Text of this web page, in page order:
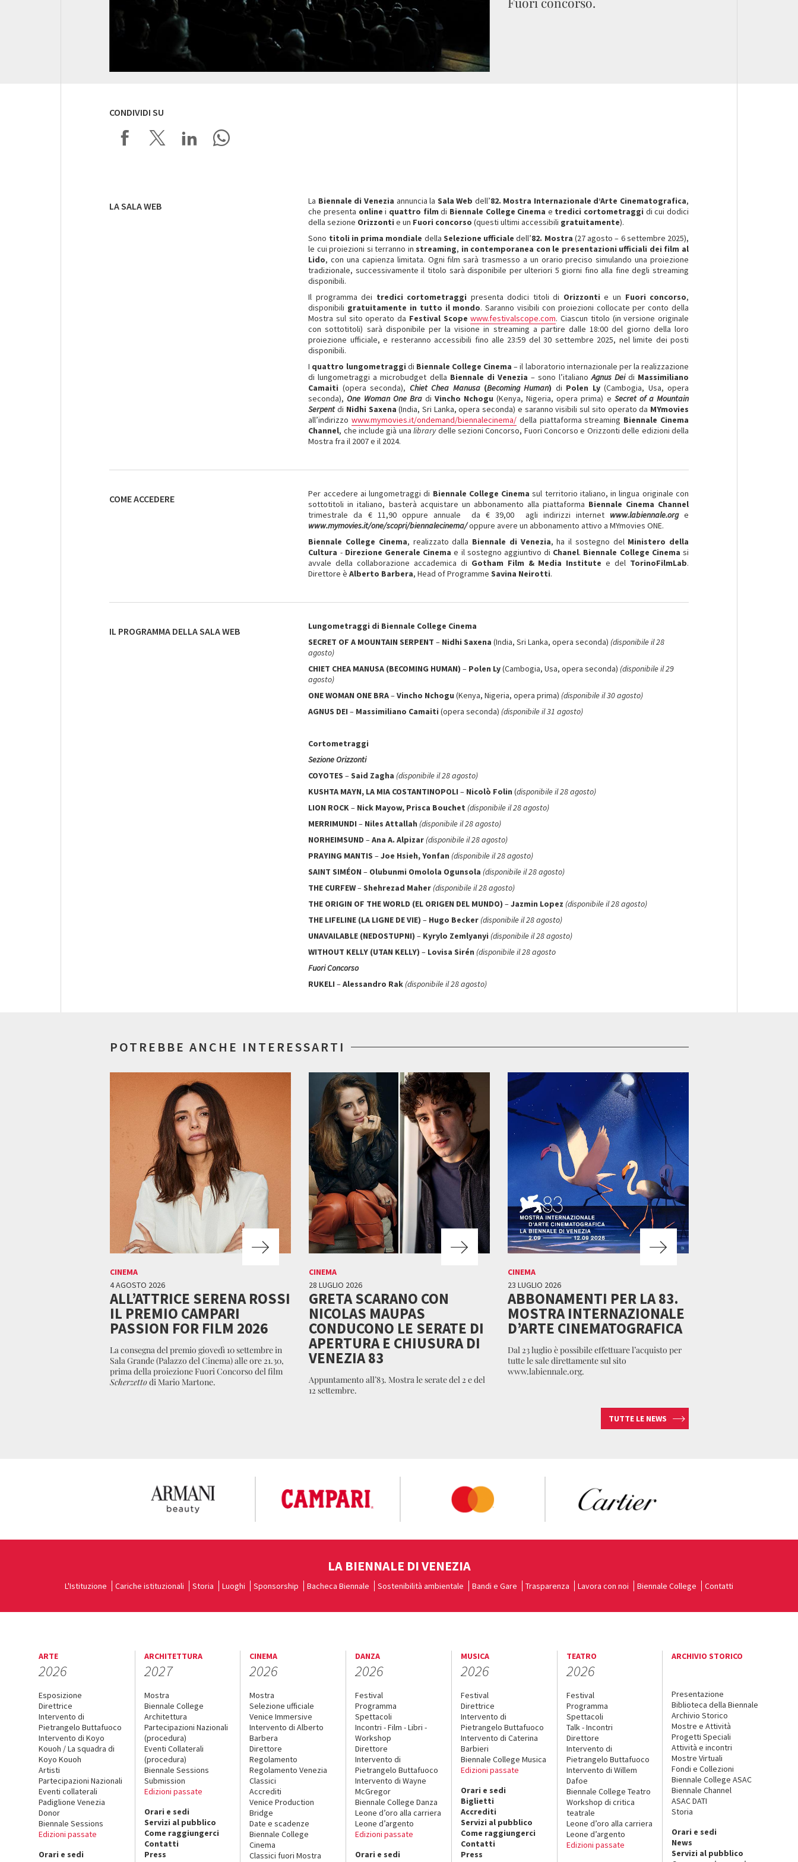
CONDIVIDI SU
LA SALA WEB La Biennale di Venezia annuncia la Sala Web dell’82. Mostra Internazionale d’Arte Cinematografica,
che presenta online i quattro filmdi Biennale College Cinema e tredici cortometraggi di cui dodici
della sezione Orizzonti e un Fuori concorso (questi ultimi accessibili gratuitamente).
Sono titoli in prima mondiale della Selezione ufficiale dell’82. Mostra (27 agosto – 6 settembre 2025),
le cui proiezioni si terranno in streaming, in contemporanea con le presentazioni ufficiali dei film al
Lido, con una capienza limitata. Ogni film sarà trasmesso a un orario preciso simulando una proiezione
tradizionale, successivamente il titolo sarà disponibile per ulteriori 5 giorni fino alla fine degli streaming
disponibili.
Il programma dei tredici cortometraggi presenta dodici titoli di Orizzonti e un Fuori concorso,
disponibili gratuitamente in tutto il mondo. Saranno visibili con proiezioni collocate per conto della
Mostra sul sito operato da Festival Scope www.festivalscope.com. Ciascun titolo (in versione originale
con sottotitoli) sarà disponibile per la visione in streaming a partire dalle 18:00 del giorno della loro
proiezione ufficiale, e resteranno accessibili fino alle 23:59 del 30 settembre 2025, nel limite dei posti
disponibili.
I quattro lungometraggi di Biennale College Cinema – il laboratorio internazionale per la realizzazione
di lungometraggi a microbudget della Biennale di Venezia – sono l’italianoAgnus Deidi Massimiliano
Camaiti (opera seconda), Chiet Chea Manusa(Becoming Human) di Polen Ly(Cambogia, Usa, opera
seconda), One Woman One Bradi Vincho Nchogu(Kenya, Nigeria, opera prima) e Secret of a Mountain
Serpent di Nidhi Saxena(India, Sri Lanka, opera seconda) e saranno visibili sul sito operato da MYmovies
all’indirizzowww.mymovies.it/ondemand/biennalecinema/ della piattaforma streaming Biennale Cinema
Channel, che include già unalibrarydelle sezioni Concorso, Fuori Concorso e Orizzonti delle edizioni della
Mostra fra il 2007 e il 2024.
COME ACCEDERE Per accedere ai lungometraggi di Biennale College Cinema sul territorio italiano, in lingua originale con
sottotitoli in italiano, basterà acquistare un abbonamento alla piattaforma Biennale Cinema Channel
trimestrale da € 11,90 oppure annuale da € 39,00 agli indirizzi internet www.labiennale.orge
www.mymovies.it/one/scopri/biennalecinema/oppure avere un abbonamento attivo a MYmovies ONE.
Biennale College Cinema, realizzato dalla Biennale di Venezia, ha il sostegno del Ministero della
Cultura - Direzione Generale Cinemae il sostegno aggiuntivo di Chanel. Biennale College Cinemasi
avvale della collaborazione accademica di Gotham Film & Media Institutee del TorinoFilmLab.
Direttore èAlberto Barbera, Head of ProgrammeSavina Neirotti.
IL PROGRAMMA DELLA SALA WEB
Lungometraggi di Biennale College Cinema
SECRET OF A MOUNTAIN SERPENT– Nidhi Saxena(India, Sri Lanka, opera seconda) (disponibile il 28
agosto)
CHIET CHEA MANUSA (BECOMING HUMAN)– Polen Ly(Cambogia, Usa, opera seconda) (disponibile il 29
agosto)
ONE WOMAN ONE BRA–Vincho Nchogu(Kenya, Nigeria, opera prima) (disponibile il 30 agosto)
AGNUS DEI – Massimiliano Camaiti (opera seconda) (disponibile il 31 agosto)
Cortometraggi
Sezione Orizzonti
COYOTES –Said Zagha (disponibile il 28 agosto)
KUSHTA MAYN, LA MIA COSTANTINOPOLI – Nicolò Folin (disponibile il 28 agosto)
LION ROCK– Nick Mayow, Prisca Bouchet (disponibile il 28 agosto)
MERRIMUNDI – Niles Attallah (disponibile il 28 agosto)
NORHEIMSUND –Ana A. Alpizar (disponibile il 28 agosto)
PRAYING MANTIS –Joe Hsieh, Yonfan (disponibile il 28 agosto)
SAINT SIMÉON – Olubunmi Omolola Ogunsola (disponibile il 28 agosto)
THE CURFEW–Shehrezad Maher (disponibile il 28 agosto)
THE ORIGIN OF THE WORLD (EL ORIGEN DEL MUNDO) –Jazmin Lopez (disponibile il 28 agosto)
THE LIFELINE (LA LIGNE DE VIE) – Hugo Becker (disponibile il 28 agosto)
UNAVAILABLE (NEDOSTUPNI) – Kyrylo Zemlyanyi (disponibile il 28 agosto)
WITHOUT KELLY (UTAN KELLY) – Lovisa Sirén (disponibile il 28 agosto
Fuori Concorso
RUKELI –Alessandro Rak (disponibile il 28 agosto)
POTREBBE ANCHE INTERESSARTI
CINEMA
4 AGOSTO 2026
ALL’ATTRICE SERENA ROSSI
IL PREMIO CAMPARI
PASSION FOR FILM 2026
La consegna del premio giovedì 10 settembre in
Sala Grande (Palazzo del Cinema) alle ore 21.30,
prima della proiezione Fuori Concorso del film
Scherzettodi Mario Martone.
CINEMA
28 LUGLIO 2026
GRETA SCARANO CON
NICOLAS MAUPAS
CONDUCONO LE SERATE DI
APERTURA E CHIUSURA DI
VENEZIA 83
Appuntamento all’83. Mostra le serate del 2 e del
12 settembre.
CINEMA
23 LUGLIO 2026
ABBONAMENTI PER LA 83.
MOSTRA INTERNAZIONALE
D’ARTE CINEMATOGRAFICA
Dal 23 luglio è possibile effettuare l’acquisto per
tutte le sale direttamente sul sito
www.labiennale.org.
TUTTE LE NEWS
LA BIENNALE DI VENEZIA
L'Istituzione Cariche istituzionali Storia Luoghi Sponsorship Bacheca Biennale Sostenibilità ambientale Bandi e Gare Trasparenza Lavora con noi Biennale College Contatti
ARTE
2026
Esposizione
Direttrice
Intervento di
Pietrangelo Buttafuoco
Intervento di Koyo
Kouoh / La squadra di
Koyo Kouoh
Artisti
Partecipazioni Nazionali
Eventi collaterali
Padiglione Venezia
Donor
Biennale Sessions
Edizioni passate
Orari e sedi
ARCHITETTURA
2027
Mostra
Biennale College
Architettura
Partecipazioni Nazionali
(procedura)
Eventi Collaterali
(procedura)
Biennale Sessions
Submission
Edizioni passate
Orari e sedi
Servizi al pubblico
Come raggiungerci
Contatti
Press
CINEMA
2026
Mostra
Selezione ufficiale
Venice Immersive
Intervento di Alberto
Barbera
Direttore
Regolamento
Regolamento Venezia
Classici
Accrediti
Venice Production
Bridge
Date e scadenze
Biennale College
Cinema
Classici fuori Mostra
DANZA
2026
Festival
Programma
Spettacoli
Incontri - Film - Libri -
Workshop
Direttore
Intervento di
Pietrangelo Buttafuoco
Intervento di Wayne
McGregor
Biennale College Danza
Leone d’oro alla carriera
Leone d’argento
Edizioni passate
Orari e sedi
MUSICA
2026
Festival
Direttrice
Intervento di
Pietrangelo Buttafuoco
Intervento di Caterina
Barbieri
Biennale College Musica
Edizioni passate
Orari e sedi
Biglietti
Accrediti
Servizi al pubblico
Come raggiungerci
Contatti
Press
TEATRO
2026
Festival
Programma
Spettacoli
Talk - Incontri
Direttore
Intervento di
Pietrangelo Buttafuoco
Intervento di Willem
Dafoe
Biennale College Teatro
Workshop di critica
teatrale
Leone d’oro alla carriera
Leone d’argento
Edizioni passate
ARCHIVIO STORICO
Presentazione
Biblioteca della Biennale
Archivio Storico
Mostre e Attività
Progetti Speciali
Attività e incontri
Mostre Virtuali
Fondi e Collezioni
Biennale College ASAC
Biennale Channel
ASAC DATI
Storia
Orari e sedi
News
Servizi al pubblico